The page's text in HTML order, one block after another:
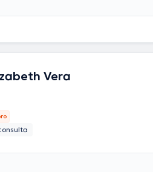
crecimiento y desarrollo, Enfermedad
Vera